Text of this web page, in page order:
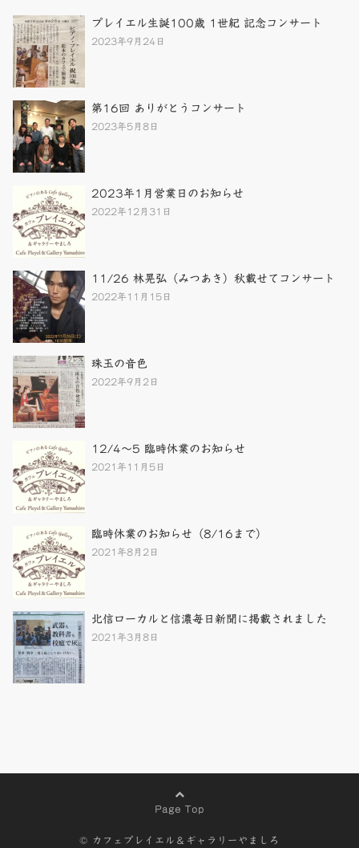
プレイエル生誕100歳 1世紀 記念コンサート
2023年9月24日
第16回 ありがとうコンサート
2023年5月8日
2023年1月営業日のお知らせ
2022年12月31日
11/26 林晃弘（みつあき）秋載せてコンサート
2022年11月15日
珠玉の音色
2022年9月2日
12/4～5 臨時休業のお知らせ
2021年11月5日
臨時休業のお知らせ（8/16まで）
2021年8月2日
北信ローカルと信濃毎日新聞に掲載されました
2021年3月8日
Page Top
© カフェプレイエル＆ギャラリーやましろ